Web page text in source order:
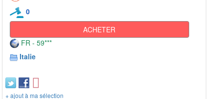
0
ACHETER
FR - 59***
Italie
+ ajout à ma sélection